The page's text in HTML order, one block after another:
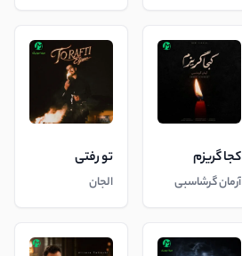
کجا گریزم
آرمان گرشاسبی
تو رفتی
الجان